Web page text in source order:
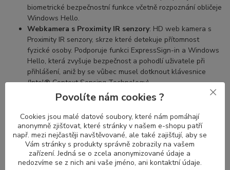
biometrické bezpečnostní funkce včetně rozpoznání obličeje
Windows Hello.
Webkamera s Proximity IR senzory: HD web kamera s
Proximity IR senzory, skrze které detekuje přítomnost
fyzické osoby. Podporuje funkci ExpressSign-in a Windows
Hello, která zvyšuje bezpečnost a pohodlí uživatele při
přihlášení, aniž by se vůbec musel dotknout klávesnice
(Intel® Context Sensing Technology).
Výhody proximity senzorů u Infrared web
kamery
Proximity senzor je určen k detekci pohybu. Kombinace proximity
senzoru a IR kameryje ideální kombinací pro zvýšení bezpečnosti
Povolíte nám cookies ?
Cookies jsou malé datové soubory, které nám pomáhají
anonymně zjišťovat, které stránky v našem e-shopu patří
např. mezi nejčastěji navštěvované, ale také zajišťují, aby se
Vám stránky s produkty správně zobrazily na vašem
zařízení. Jedná se o zcela anonymizované údaje a
nedozvíme se z nich ani vaše jméno, ani kontaktní údaje.